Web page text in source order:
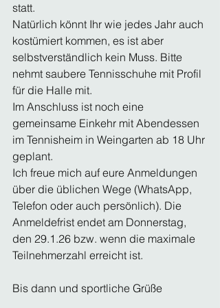
statt.
Natürlich könnt Ihr wie jedes Jahr auch
kostümiert kommen, es ist aber
selbstverständlich kein Muss. Bitte
nehmt saubere Tennisschuhe mit Profil
für die Halle mit.
Im Anschluss ist noch eine
gemeinsame Einkehr mit Abendessen
im Tennisheim in Weingarten ab 18 Uhr
geplant.
Ich freue mich auf eure Anmeldungen
über die üblichen Wege (WhatsApp,
Telefon oder auch persönlich). Die
Anmeldefrist endet am Donnerstag,
den 29.1.26 bzw. wenn die maximale
Teilnehmerzahl erreicht ist.
Bis dann und sportliche Grüße